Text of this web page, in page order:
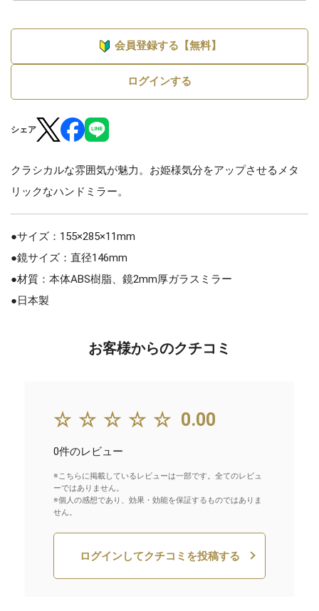
会員登録する【無料】
ログインする
シェア
クラシカルな雰囲気が魅力。お姫様気分をアップさせるメタ
リックなハンドミラー。
●サイズ：155×285×11mm
●鏡サイズ：直径146mm
●材質：本体ABS樹脂、鏡2mm厚ガラスミラー
●日本製
お客様からのクチコミ
☆☆☆☆☆ 0.00
0件のレビュー
※こちらに掲載しているレビューは一部です。全てのレビュ
ーではありません。
※個人の感想であり、効果・効能を保証するものではありま
せん。
ログインしてクチコミを投稿する